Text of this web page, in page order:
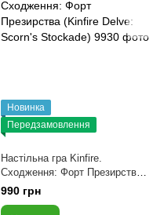
Новинка
Передзамовлення
Настільна гра Kinfire.
Сходження: Форт Презирства
(Kinfire Delve: Scorn's Stockade)
990 грн